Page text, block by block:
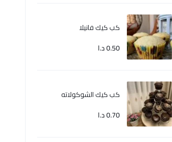
كب كيك فانيلا
0.50د.ا
كب كيك الشوكولاته
0.70د.ا